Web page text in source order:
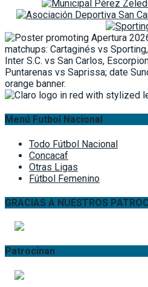
Menú Futbol Nacional
Todo Fútbol Nacional
Concacaf
Otras Ligas
Fútbol Femenino
GRACIAS A NUESTROS
Patrocinan